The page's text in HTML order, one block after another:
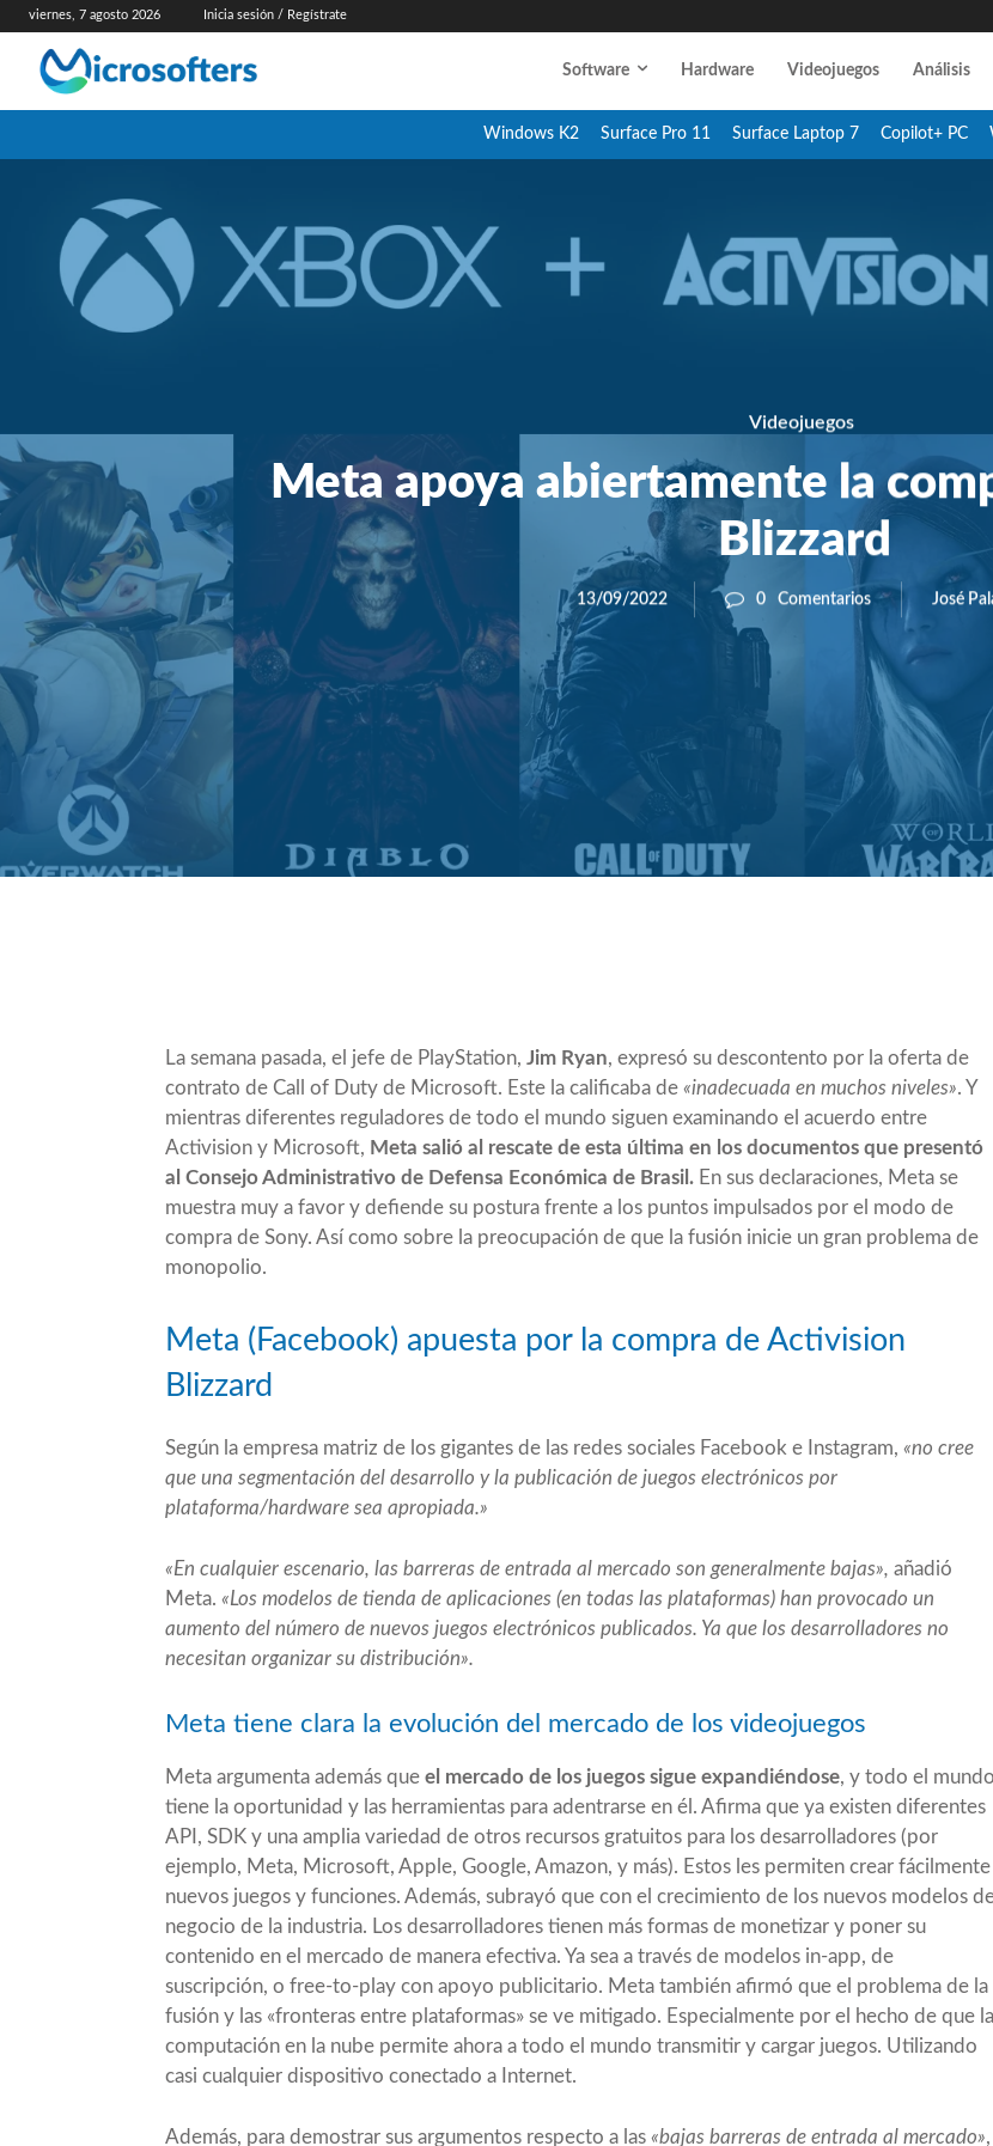
viernes, 7 agosto 2026 Inicia sesión / Regístrate
Software Hardware Videojuegos Análisis
Windows K2 Surface Pro 11 Surface Laptop 7 Copilot+ PC
Videojuegos
Meta apoya abiertamente la
Blizzard
13/09/2022 0 Comentarios José
La semana pasada, el jefe de PlayStation, Jim Ryan, expresó su descontento por la oferta de
contrato de Call of Duty de Microsoft. Este la calificaba de «inadecuada en muchos niveles». Y
mientras diferentes reguladores de todo el mundo siguen examinando el acuerdo entre
Activision y Microsoft, Meta salió al rescate de esta última en los documentos que presentó
al Consejo Administrativo de Defensa Económica de Brasil. En sus declaraciones, Meta se
muestra muy a favor y defiende su postura frente a los puntos impulsados por el modo de
compra de Sony. Así como sobre la preocupación de que la fusión inicie un gran problema de
monopolio.
Meta (Facebook) apuesta por la compra de Activision
Blizzard
Según la empresa matriz de los gigantes de las redes sociales Facebook e Instagram, «no cree
que una segmentación del desarrollo y la publicación de juegos electrónicos por
plataforma/hardware sea apropiada.»
«En cualquier escenario, las barreras de entrada al mercado son generalmente bajas», añadió
Meta. «Los modelos de tienda de aplicaciones (en todas las plataformas) han provocado un
aumento del número de nuevos juegos electrónicos publicados. Ya que los desarrolladores no
necesitan organizar su distribución».
Meta tiene clara la evolución del mercado de los videojuegos
Meta argumenta además que el mercado de los juegos sigue expandiéndose, y todo el mundo
tiene la oportunidad y las herramientas para adentrarse en él. Afirma que ya existen diferentes
API, SDK y una amplia variedad de otros recursos gratuitos para los desarrolladores (por
ejemplo, Meta, Microsoft, Apple, Google, Amazon, y más). Estos les permiten crear fácilmente
nuevos juegos y funciones. Además, subrayó que con el crecimiento de los nuevos modelos
negocio de la industria. Los desarrolladores tienen más formas de monetizar y poner su
contenido en el mercado de manera efectiva. Ya sea a través de modelos in-app, de
suscripción, o free-to-play con apoyo publicitario. Meta también afirmó que el problema de la
fusión y las «fronteras entre plataformas» se ve mitigado. Especialmente por el hecho de que la
computación en la nube permite ahora a todo el mundo transmitir y cargar juegos. Utilizando
casi cualquier dispositivo conectado a Internet.
Además, para demostrar sus argumentos respecto a las «bajas barreras de entrada al mercado»,